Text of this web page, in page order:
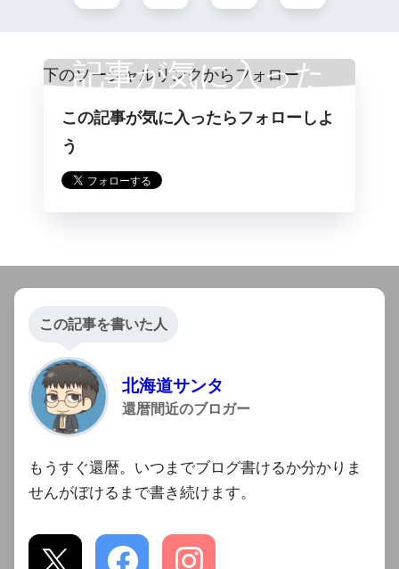
記事が気に入った
らフォロー
この記事が気に入ったらフォローしよ
う
この記事を書いた人
北海道サンタ
還暦間近のブロガー
もうすぐ還暦。いつまでブログ書けるか分かりま
せんがぼけるまで書き続けます。